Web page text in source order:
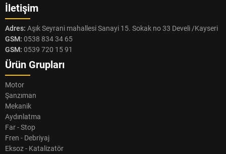
İletişim
Adres: Aşık Seyrani mahallesi Sanayi 15. Sokak no 33 Develi /Kayseri
GSM: 0538 834 34 65
GSM: 0539 720 15 91
Ürün Grupları
Motor
Şanzıman
Mekanik
Aydınlatma
Far - Stop
Fren - Debriyaj
Eksoz - Katalizatör